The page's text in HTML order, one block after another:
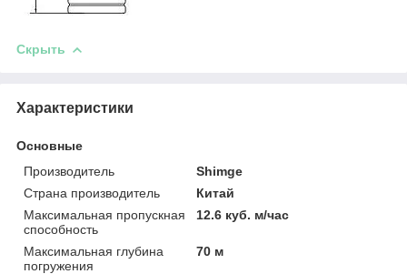
Скрыть
Характеристики
Основные
Производитель
Shimge
Страна производитель
Китай
Максимальная пропускная
способность
12.6 куб. м/час
Максимальная глубина
погружения
70 м